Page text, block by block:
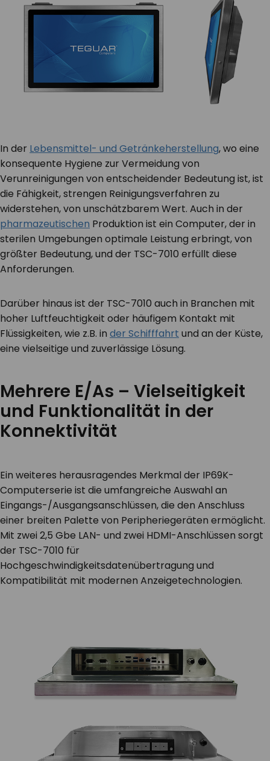
In der Lebensmittel- und Getränkeherstellung, wo eine
konsequente Hygiene zur Vermeidung von
Verunreinigungen von entscheidender Bedeutung ist, ist
die Fähigkeit, strengen Reinigungsverfahren zu
widerstehen, von unschätzbarem Wert. Auch in der
pharmazeutischen Produktion ist ein Computer, der in
sterilen Umgebungen optimale Leistung erbringt, von
größter Bedeutung, und der TSC-7010 erfüllt diese
Anforderungen.
Darüber hinaus ist der TSC-7010 auch in Branchen mit
hoher Luftfeuchtigkeit oder häufigem Kontakt mit
Flüssigkeiten, wie z.B. in der Schifffahrt und an der Küste,
eine vielseitige und zuverlässige Lösung.
Mehrere E/As – Vielseitigkeit
und Funktionalität in der
Konnektivität
Ein weiteres herausragendes Merkmal der IP69K-
Computerserie ist die umfangreiche Auswahl an
Eingangs-/Ausgangsanschlüssen, die den Anschluss
einer breiten Palette von Peripheriegeräten ermöglicht.
Mit zwei 2,5 Gbe LAN- und zwei HDMI-Anschlüssen sorgt
der TSC-7010 für
Hochgeschwindigkeitsdatenübertragung und
Kompatibilität mit modernen Anzeigetechnologien.